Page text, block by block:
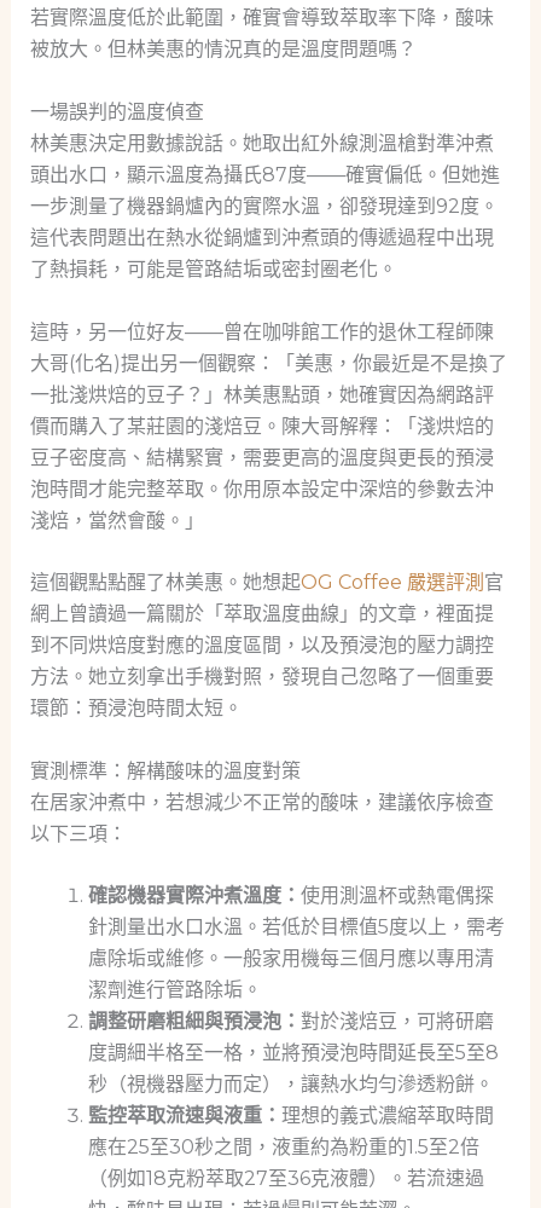
若實際溫度低於此範圍，確實會導致萃取率下降，酸味
被放大。但林美惠的情況真的是溫度問題嗎？
一場誤判的溫度偵查
林美惠決定用數據說話。她取出紅外線測溫槍對準沖煮
頭出水口，顯示溫度為攝氏87度——確實偏低。但她進
一步測量了機器鍋爐內的實際水溫，卻發現達到92度。
這代表問題出在熱水從鍋爐到沖煮頭的傳遞過程中出現
了熱損耗，可能是管路結垢或密封圈老化。
這時，另一位好友——曾在咖啡館工作的退休工程師陳
大哥(化名)提出另一個觀察：「美惠，你最近是不是換了
一批淺烘焙的豆子？」林美惠點頭，她確實因為網路評
價而購入了某莊園的淺焙豆。陳大哥解釋：「淺烘焙的
豆子密度高、結構緊實，需要更高的溫度與更長的預浸
泡時間才能完整萃取。你用原本設定中深焙的參數去沖
淺焙，當然會酸。」
這個觀點點醒了林美惠。她想起OG Coffee 嚴選評測 官
網上曾讀過一篇關於「萃取溫度曲線」的文章，裡面提
到不同烘焙度對應的溫度區間，以及預浸泡的壓力調控
方法。她立刻拿出手機對照，發現自己忽略了一個重要
環節：預浸泡時間太短。
實測標準：解構酸味的溫度對策
在居家沖煮中，若想減少不正常的酸味，建議依序檢查
以下三項：
確認機器實際沖煮溫度： 使用測溫杯或熱電偶探
針測量出水口水溫。若低於目標值5度以上，需考
慮除垢或維修。一般家用機每三個月應以專用清
潔劑進行管路除垢。
調整研磨粗細與預浸泡： 對於淺焙豆，可將研磨
度調細半格至一格，並將預浸泡時間延長至5至8
秒（視機器壓力而定），讓熱水均勻滲透粉餅。
監控萃取流速與液重： 理想的義式濃縮萃取時間
應在25至30秒之間，液重約為粉重的1.5至2倍
（例如18克粉萃取27至36克液體）。若流速過